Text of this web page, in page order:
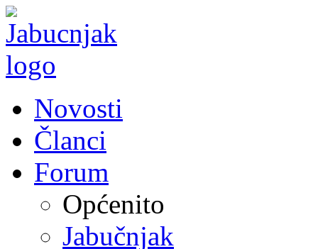
Novosti
Članci
Forum
Općenito
Jabučnjak